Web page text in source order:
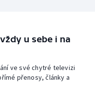
u sebe i na
ve své chytré televizi
přenosy, články a